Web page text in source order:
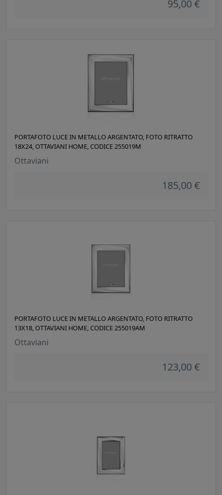
95,00 €
PORTAFOTO LUCE IN METALLO ARGENTATO, FOTO RITRATTO
18X24, OTTAVIANI HOME, CODICE 255019M
Ottaviani
185,00 €
PORTAFOTO LUCE IN METALLO ARGENTATO, FOTO RITRATTO
13X18, OTTAVIANI HOME, CODICE 255019AM
Ottaviani
123,00 €